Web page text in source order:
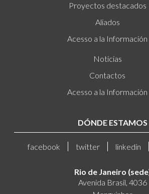
Proyectos destacados
Aliados
Acesso a la Información
Noticias
Contactos
Acesso a la Información
DÓNDE ESTAMOS
facebook twitter linkedin
Rio de Janeiro
Avenida Brasil, 4036